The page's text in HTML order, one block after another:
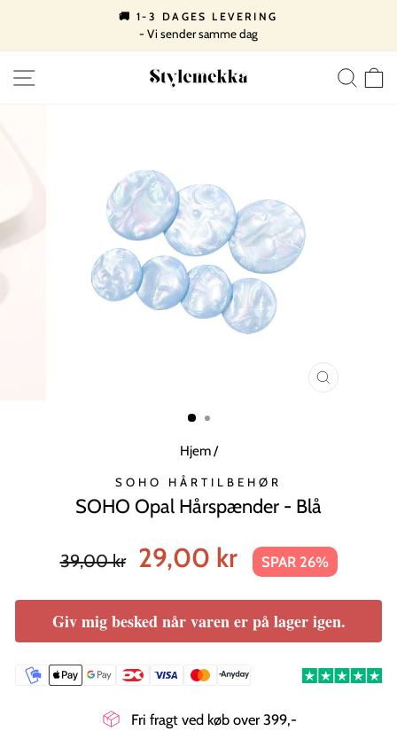
indhold
Pause
🚚 1-3 DAGES LEVERING
- Vi sender samme dag
SIDE NAVIGATION
LUK
Hjem/
SOHO HÅRTILBEHØR
SOHO Opal Hårspænder - Blå
pris
39,00 kr
Tilbudspris
29,00 kr SPAR 26%
Giv mig besked når varen er på lager igen.
Fri fragt ved køb over 399,-